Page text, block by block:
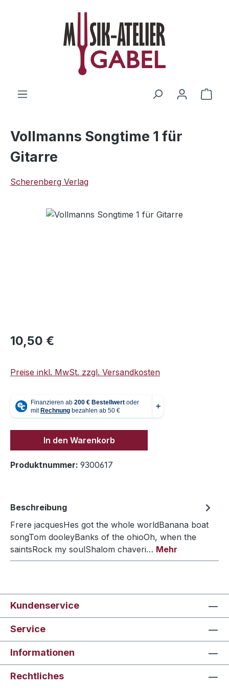
Zum Hauptinhalt springen
Vollmanns Songtime 1 für
Gitarre
Scherenberg Verlag
Bildergalerie überspringen
Regulärer Preis:
10,50 €
Preise inkl. MwSt. zzgl. Versandkosten
In den Warenkorb
Produktnummer: 9300617
Beschreibung
Frere jacquesHes got the whole worldBanana boat
songTom dooleyBanks of the ohioOh, when the
saintsRock my soulShalom chaveri… Mehr
Kundenservice
Service
Informationen
Rechtliches